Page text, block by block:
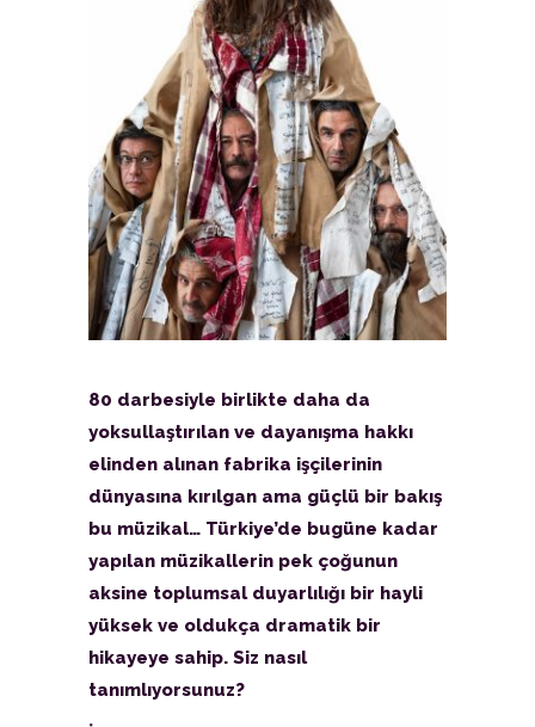
80 darbesiyle birlikte daha da
yoksullaştırılan ve dayanışma hakkı
elinden alınan fabrika işçilerinin
dünyasına kırılgan ama güçlü bir bakış
bu müzikal… Türkiye’de bugüne kadar
yapılan müzikallerin pek çoğunun
aksine toplumsal duyarlılığı bir hayli
yüksek ve oldukça dramatik bir
hikayeye sahip. Siz nasıl
tanımlıyorsunuz?